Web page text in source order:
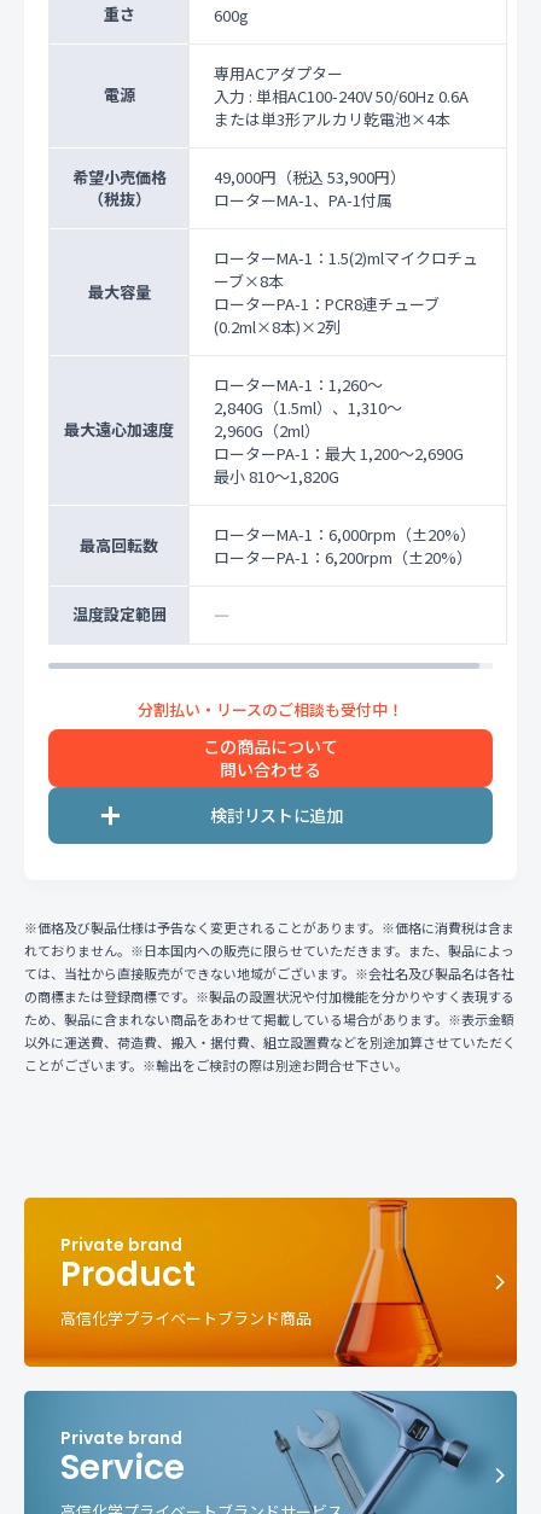
重さ 600g
電源
専用ACアダプター
入力 : 単相AC100-240V 50/60Hz 0.6A
または単3形アルカリ乾電池×4本
希望小売価格
（税抜）
49,000円 （税込 53,900円）
ローターMA-1、PA-1付属
最大容量
ローターMA-1：1.5(2)mlマイクロチュ
ーブ×8本
ローターPA-1：PCR8連チューブ
(0.2ml×8本)×2列
最大遠心加速度
ローターMA-1：1,260～
2,840G（1.5ml）、1,310～
2,960G（2ml）
ローターPA-1：最大 1,200～2,690G
最小 810～1,820G
最高回転数
ローターMA-1：6,000rpm（±20%）
ローターPA-1：6,200rpm（±20%）
温度設定範囲 ―
この商品について
問い合わせる
※価格及び製品仕様は予告なく変更されることがあります。※価格に消費税は含ま
れておりません。※日本国内への販売に限らせていただきます。また、製品によっ
ては、当社から直接販売ができない地域がございます。※会社名及び製品名は各社
の商標または登録商標です。※製品の設置状況や付加機能を分かりやすく表現する
ため、製品に含まれない商品をあわせて掲載している場合があります。※表示金額
以外に運送費、荷造費、搬入・据付費、組立設置費などを別途加算させていただく
ことがございます。※輸出をご検討の際は別途お問合せ下さい。
Product
高信化学プライベートブランド商品
Service